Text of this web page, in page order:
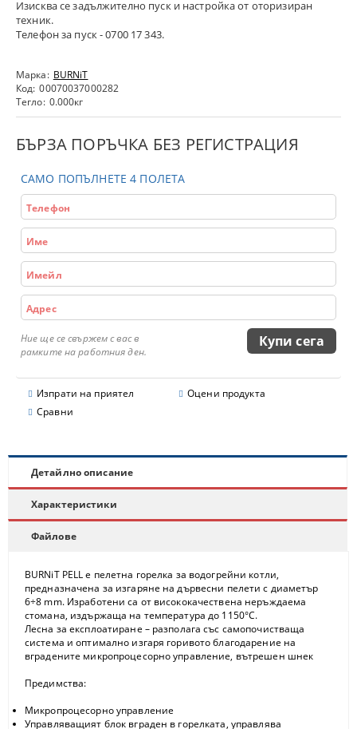
Изисква се задължително пуск и настройка от оторизиран
техник.
Телефон за пуск - 0700 17 343.
Марка: BURNiT
Код: 00070037000282
Тегло: 0.000кг
БЪРЗА ПОРЪЧКА БЕЗ РЕГИСТРАЦИЯ
САМО ПОПЪЛНЕТЕ 4 ПОЛЕТА
Ние ще се свържем с вас в
рамките на работния ден.
Изпрати на приятел
Оцени продукта
Сравни
Детайлно описание
Характеристики
Файлове
BURNiT PELLе пелетна горелка за водогрейни котли,
предназначена за изгаряне на дървесни пелети с диаметър
6÷8 mm. Изработени са от висококачествена неръждаема
стомана, издържаща на температура до 1150°С.
Лесна за експлоатиране – разполага със самопочистваща
система и оптимално изгаря горивото благодарение на
вградените микропроцесорно управление, вътрешен шнек
Предимства:
Микропроцесорно управление
Управляващият блок вграден в горелката, управлява